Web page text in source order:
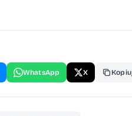
WhatsApp X